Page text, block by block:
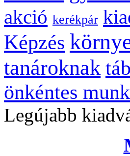
akció kerékpár
Képzés
tanároknak
önkéntes
Legújabb